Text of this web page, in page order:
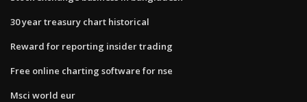
30 year treasury chart historical
Reward for reporting insider trading
Free online charting software for nse
Msci world eur